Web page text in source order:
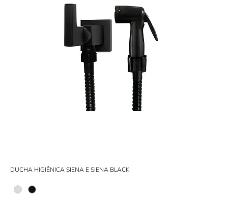
DUCHA HIGIÊNICA SIENA E SIENA BLACK